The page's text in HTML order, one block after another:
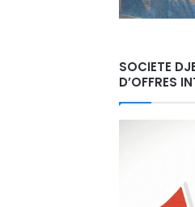
SOCIETE
D’OFFRES